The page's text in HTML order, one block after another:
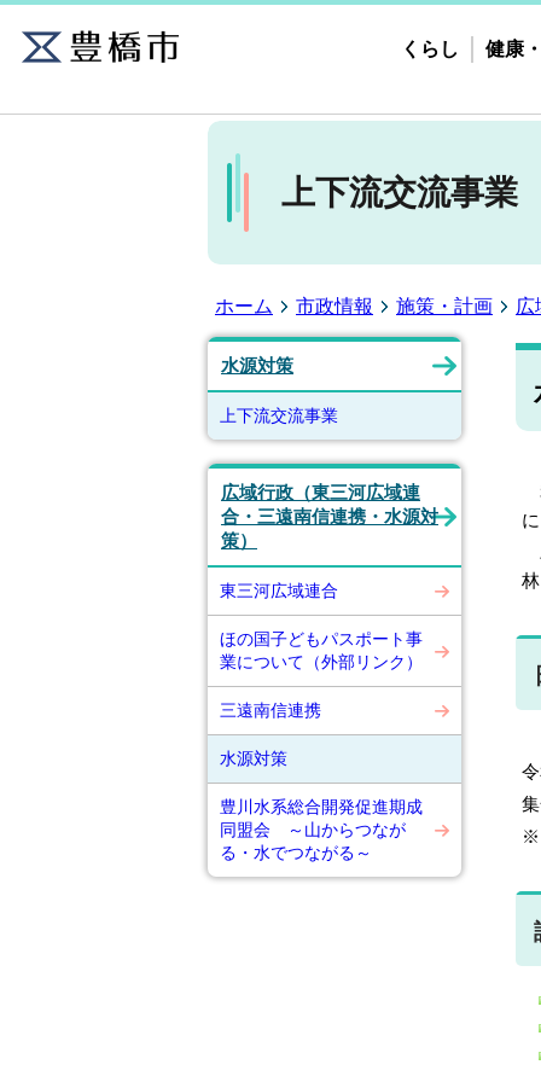
くらし 健康
上下流交流事業
ホーム 市政情報 施策・計画 広
水源対策
上下流交流事業
広域行政（東三河広域連
合・三遠南信連携・水源対
策）
東三河広域連合
ほの国子どもパスポート事
業について（外部リンク）
三遠南信連携
水源対策
豊川水系総合開発促進期成
同盟会 ～山からつなが
る・水でつながる～